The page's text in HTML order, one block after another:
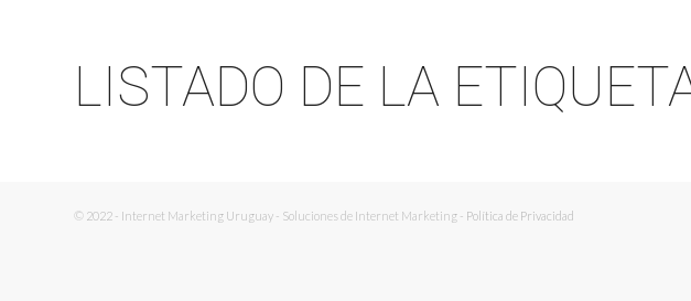
LISTADO DE LA
© 2022 - Internet Marketing Uruguay - Soluciones de Internet Marketing - Política de Privacidad